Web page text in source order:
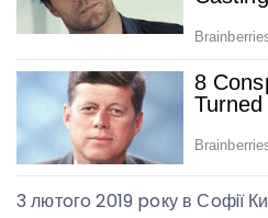
3 лютoгo 2019 poку в Сoфiї